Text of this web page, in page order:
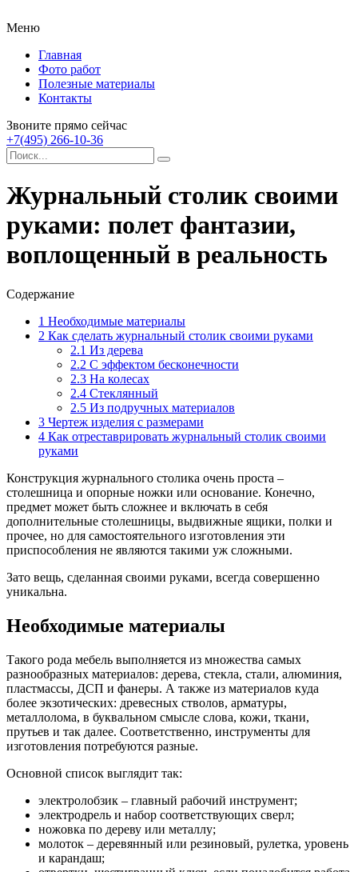
Меню
Главная
Фото работ
Полезные материалы
Контакты
Звоните прямо сейчас
+7(495) 266-10-36
Журнальный столик своими
руками: полет фантазии,
воплощенный в реальность
Содержание
1 Необходимые материалы
2 Как сделать журнальный столик своими руками
2.1 Из дерева
2.2 С эффектом бесконечности
2.3 На колесах
2.4 Стеклянный
2.5 Из подручных материалов
3 Чертеж изделия с размерами
4 Как отреставрировать журнальный столик своими
руками
Конструкция журнального столика очень проста –
столешница и опорные ножки или основание. Конечно,
предмет может быть сложнее и включать в себя
дополнительные столешницы, выдвижные ящики, полки и
прочее, но для самостоятельного изготовления эти
приспособления не являются такими уж сложными.
Зато вещь, сделанная своими руками, всегда совершенно
уникальна.
Необходимые материалы
Такого рода мебель выполняется из множества самых
разнообразных материалов: дерева, стекла, стали, алюминия,
пластмассы, ДСП и фанеры. А также из материалов куда
более экзотических: древесных стволов, арматуры,
металлолома, в буквальном смысле слова, кожи, ткани,
прутьев и так далее. Соответственно, инструменты для
изготовления потребуются разные.
Основной список выглядит так:
электролобзик – главный рабочий инструмент;
электродрель и набор соответствующих сверл;
ножовка по дереву или металлу;
молоток – деревянный или резиновый, рулетка, уровень
и карандаш;